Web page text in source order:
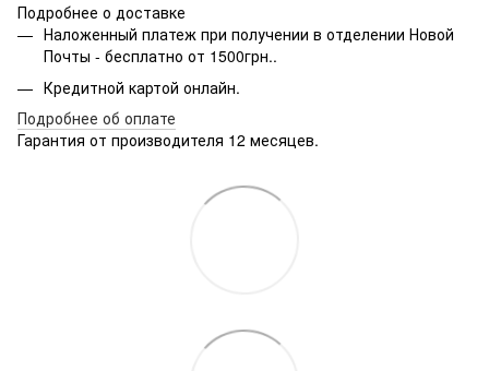
Подробнее о доставке
Наложенный платеж при получении в отделении Новой
Почты - бесплатно от 1500грн..
Кредитной картой онлайн.
Подробнее об оплате
Гарантия от производителя 12 месяцев.